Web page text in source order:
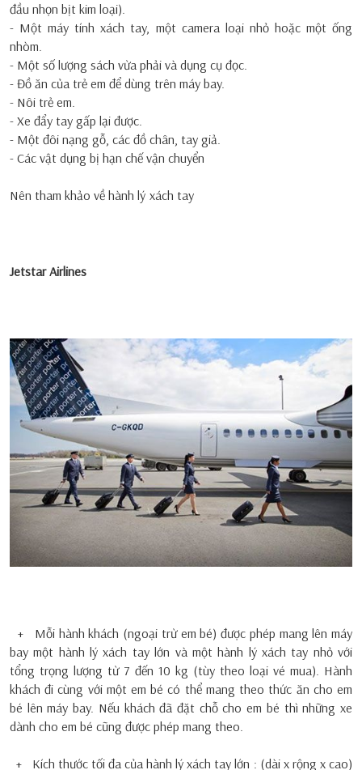
đầu nhọn bịt kim loại).
- Một máy tính xách tay, một camera loại nhỏ hoặc một ống
nhòm.
- Một số lượng sách vừa phải và dụng cụ đọc.
- Đồ ăn của trẻ em để dùng trên máy bay.
- Nôi trẻ em.
- Xe đẩy tay gấp lại được.
- Một đôi nạng gỗ, các đồ chân, tay giả.
- Các vật dụng bị hạn chế vận chuyển
Nên tham khảo về hành lý xách tay
Jetstar Airlines
+ Mỗi hành khách (ngoại trừ em bé) được phép mang lên máy
bay một hành lý xách tay lớn và một hành lý xách tay nhỏ với
tổng trọng lượng từ 7 đến 10 kg (tùy theo loại vé mua). Hành
khách đi cùng với một em bé có thể mang theo thức ăn cho em
bé lên máy bay. Nếu khách đã đặt chỗ cho em bé thì những xe
dành cho em bé cũng được phép mang theo.
+ Kích thước tối đa của hành lý xách tay lớn : (dài x rộng x cao)